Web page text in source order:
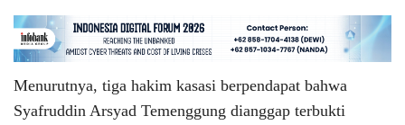
Menurutnya, tiga hakim kasasi berpendapat bahwa
Syafruddin Arsyad Temenggung dianggap terbukti